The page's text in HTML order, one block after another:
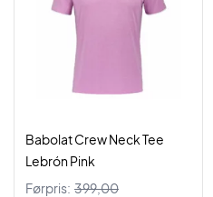
Babolat Crew Neck Tee
Lebrón Pink
Førpris: 399,00